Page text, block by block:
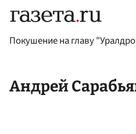
Покушение на главу
Андрей